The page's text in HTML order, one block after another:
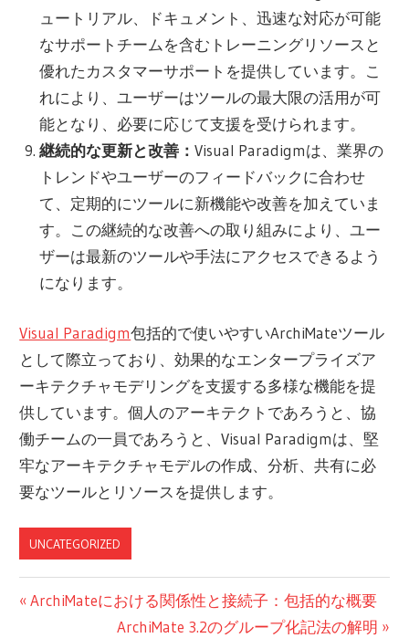
ュートリアル、ドキュメント、迅速な対応が可能
なサポートチームを含むトレーニングリソースと
優れたカスタマーサポートを提供しています。こ
れにより、ユーザーはツールの最大限の活用が可
能となり、必要に応じて支援を受けられます。
継続的な更新と改善： Visual Paradigmは、業界の
トレンドやユーザーのフィードバックに合わせ
て、定期的にツールに新機能や改善を加えていま
す。この継続的な改善への取り組みにより、ユー
ザーは最新のツールや手法にアクセスできるよう
になります。
Visual Paradigm包括的で使いやすいArchiMateツール
として際立っており、効果的なエンタープライズア
ーキテクチャモデリングを支援する多様な機能を提
供しています。個人のアーキテクトであろうと、協
働チームの一員であろうと、Visual Paradigmは、堅
牢なアーキテクチャモデルの作成、分析、共有に必
要なツールとリソースを提供します。
UNCATEGORIZED
投
前
ArchiMateにおける関係性と接続子：包括的な概要
次
ArchiMate 3.2のグループ化記法の解明